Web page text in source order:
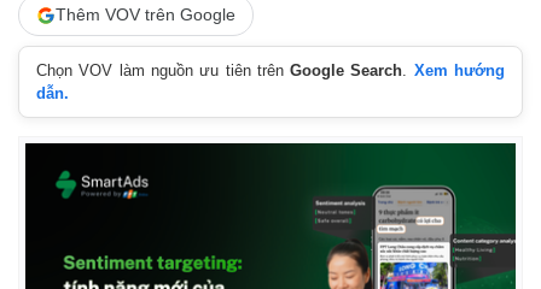
Quan sát
Video
Ảnh
E-Magazine
Infographic
Thêm VOV trên Google
Chọn VOV làm nguồn ưu tiên trênGoogle Search. Xem hướng
dẫn.